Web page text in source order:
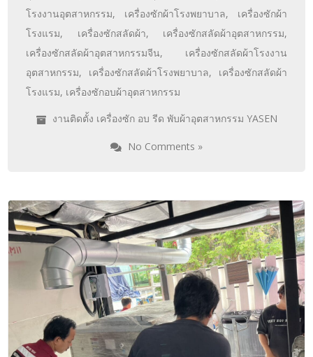
โรงแรม,เครื่องซักสลัดผ้า,เครื่องซักสลัดผ้าอุตสาหกรรม,
เครื่องซักสลัดผ้าอุตสาหกรรมจีน
,เครื่องซักสลัดผ้าโรงงาน
อุตสาหกรรม,เครื่องซักสลัดผ้าโรงพยาบาล,เครื่องซักสลัดผ้า
โรงแรม,เครื่องซักอบผ้าอุตสาหกรรม
งานติดตั้ง เครื่องซัก อบ รีด พับผ้าอุตสาหกรรม YASEN
No Comments »